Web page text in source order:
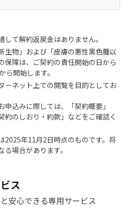
して解約返戻金はありません。
生物」および「皮膚の悪性黒色腫以
保障は、ご契約の責任開始の日から
ら開始します。
ーネット上での閲覧を目的としてお
申込みに際しては、「契約概要」
約のしおり・約款」などをご確認く
2025年11月2日時点のものです。将
場合があります。
ス
安心できる専用サービス